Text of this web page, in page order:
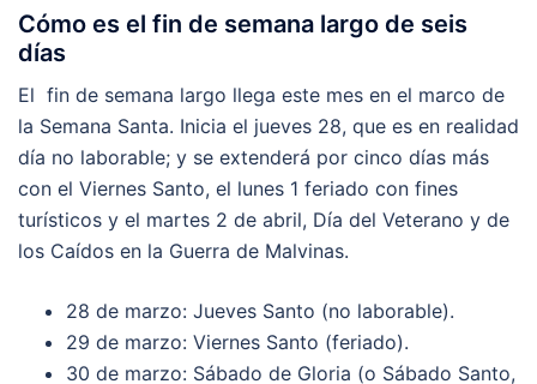
Cómo es el fin de semana largo de seis
días
El fin de semana largo llega este mes en el marco de
la Semana Santa. Inicia el jueves 28, que es en realidad
día no laborable; y se extenderá por cinco días más
con el Viernes Santo, el lunes 1 feriado con fines
turísticos y el martes 2 de abril, Día del Veterano y de
los Caídos en la Guerra de Malvinas.
28 de marzo: Jueves Santo (no laborable).
29 de marzo: Viernes Santo (feriado).
30 de marzo: Sábado de Gloria (o Sábado Santo,